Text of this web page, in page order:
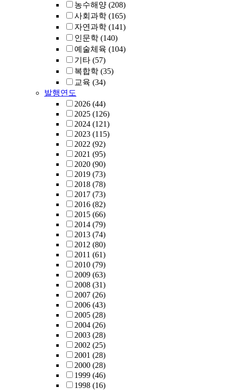
농수해양 (208)
사회과학 (165)
자연과학 (141)
인문학 (140)
예술체육 (104)
기타 (57)
복합학 (35)
교육 (34)
발행연도
2026 (44)
2025 (126)
2024 (121)
2023 (115)
2022 (92)
2021 (95)
2020 (90)
2019 (73)
2018 (78)
2017 (73)
2016 (82)
2015 (66)
2014 (79)
2013 (74)
2012 (80)
2011 (61)
2010 (79)
2009 (63)
2008 (31)
2007 (26)
2006 (43)
2005 (28)
2004 (26)
2003 (28)
2002 (25)
2001 (28)
2000 (28)
1999 (46)
1998 (16)